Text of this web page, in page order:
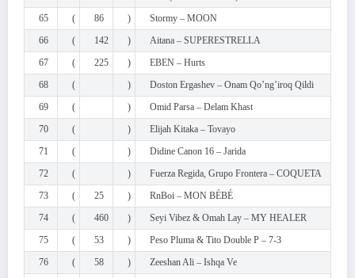
65
( 86 )
Stormy – MOON
66
( 142 )
Aitana – SUPERESTRELLA
67
( 225 )
EBEN – Hurts
68
( )
Doston Ergashev – Onam Qo’ng’iroq Qildi
69
( )
Omid Parsa – Delam Khast
70
( )
Elijah Kitaka – Tovayo
71
( )
Didine Canon 16 – Jarida
72
( )
Fuerza Regida, Grupo Frontera – COQUETA
73
( 25 )
RnBoi – MON BÉBÉ
74
( 460 )
Seyi Vibez & Omah Lay – MY HEALER
75
( 53 )
Peso Pluma & Tito Double P – 7-3
76
( 58 ) Zeeshan Ali – Ishqa Ve